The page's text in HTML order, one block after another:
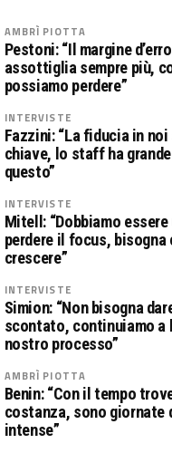
AMBRÌ PIOTTA
Pestoni: “Il margine
assottiglia sempre più,
possiamo perdere”
INTERVISTE
Fazzini: “La fiducia in
chiave, lo staff ha
questo”
INTERVISTE
Mitell: “Dobbiamo
perdere il focus, bisogna
crescere”
INTERVISTE
Simion: “Non bisogna
scontato, continuiamo a
nostro processo”
AMBRÌ PIOTTA
Benin: “Con il tempo
costanza, sono giornate
intense”